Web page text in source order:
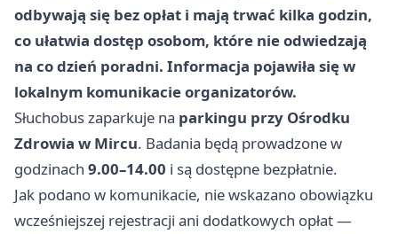
odbywają się bez opłat i mają trwać kilka godzin,
co ułatwia dostęp osobom, które nie odwiedzają
na co dzień poradni. Informacja pojawiła się w
lokalnym komunikacie organizatorów.
Słuchobus zaparkuje na parkingu przy Ośrodku
Zdrowia w Mircu. Badania będą prowadzone w
godzinach 9.00–14.00 i są dostępne bezpłatnie.
Jak podano w komunikacie, nie wskazano obowiązku
wcześniejszej rejestracji ani dodatkowych opłat —